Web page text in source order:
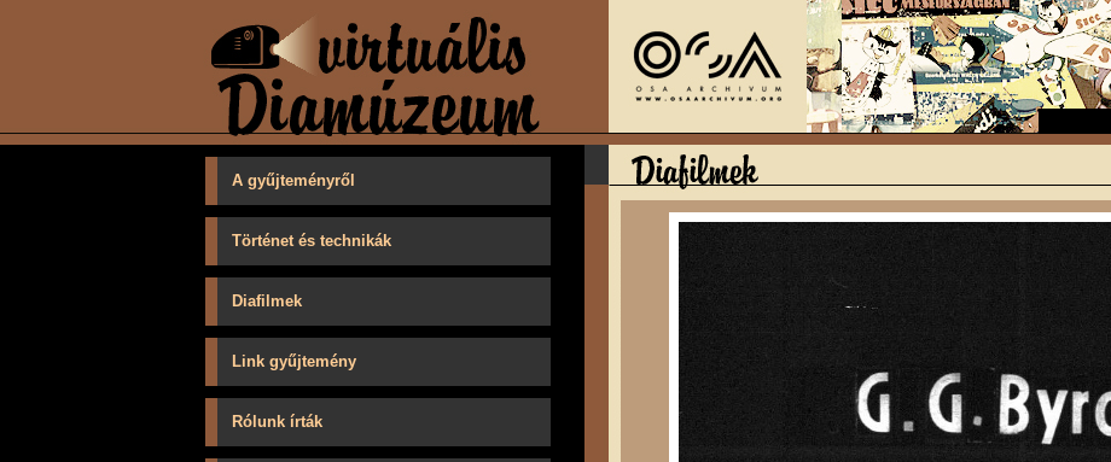
A gyűjteményről
Történet és technikák
Diafilmek
Link gyűjtemény
Rólunk írták